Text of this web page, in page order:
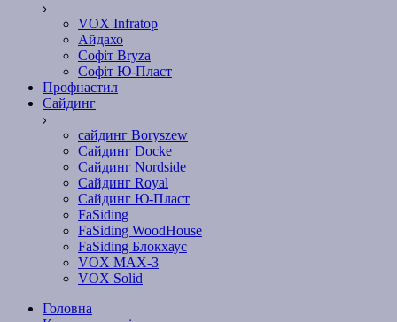
VOX Infratop
Айдахо
Софiт Bryza
Софiт Ю-Пласт
Профнастил
Сайдинг
сайдинг Boryszew
Сайдинг Docke
Сайдинг Nordside
Сайдинг Royal
Сайдинг Ю-Пласт
FaSiding
FaSiding WoodHouse
FaSiding Блокхаус
VOX MAX-3
VOX Solid
Головна